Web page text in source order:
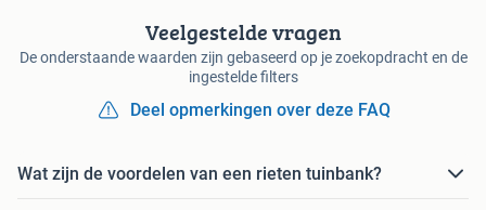
Veelgestelde vragen
De onderstaande waarden zijn gebaseerd op je zoekopdracht en de
ingestelde filters
Deel opmerkingen over deze FAQ
Wat zijn de voordelen van een rieten tuinbank?